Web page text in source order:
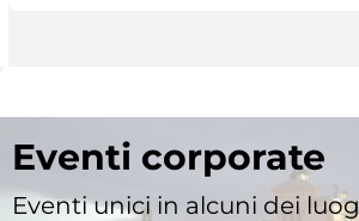
Eventi corporate
Eventi unici in alcuni dei